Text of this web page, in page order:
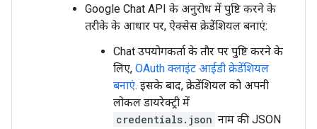
Google Chat API के अनुरोध में पुष्टि करने के
तरीके के आधार पर, ऐक्सेस क्रेडेंशियल बनाएं:
Chat उपयोगकर्ता के तौर पर पुष्टि करने के
लिए, OAuth क्लाइंट आईडी क्रेडेंशियल
बनाएं. इसके बाद, क्रेडेंशियल को अपनी
लोकल डायरेक्ट्री में
credentials.json नाम की JSON